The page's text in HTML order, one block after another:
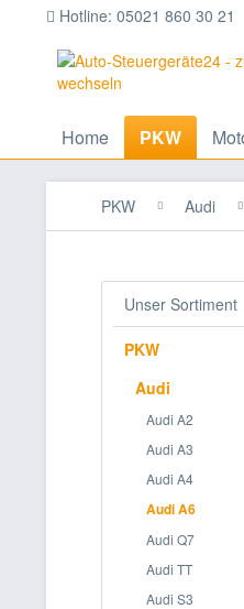
Hotline: 05021 860 30
Home PKW
PKW Audi
Unser Sortiment
PKW
Audi
Audi A2
Audi A3
Audi A4
Audi A6
Audi Q7
Audi TT
Audi S3